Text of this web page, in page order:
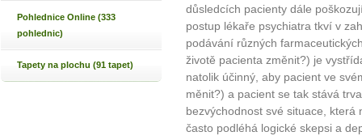
Pohlednice Online (333
pohlednic)
Tapety na plochu (91 tapet)
důsledcích pacienty dále
postup lékaře psychiatra tkví v
podávání různých
životě pacienta změnit?) je
natolik účinný, aby pacient ve
měnit?) a pacient se tak stává
bezvýchodnost své situace,
často podléhá logické skepsi a